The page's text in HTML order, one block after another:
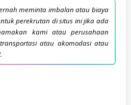
meminta imbalan atau biaya
perekrutan di situs ini jika ada
kami atau perusahaan
atau akomodasi atau